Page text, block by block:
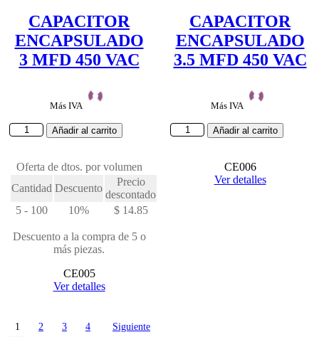
CAPACITOR
ENCAPSULADO
3 MFD 450 VAC
Más IVA
CAPACITOR
ENCAPSULADO
MFD
VAC
cantidad
Añadir al carrito
Oferta de dtos. por volumen
Cantidad Descuento
Precio
descontado
5 - 100
10% $14.85
Descuento a la compra de 5 o
más piezas.
CE005
Ver detalles
CAPACITOR
ENCAPSULADO
3.5 MFD 450 VAC
Más IVA
CAPACITOR
ENCAPSULADO
Añadir al carrito
CE006
Ver detalles
1 2 3 4 Siguiente